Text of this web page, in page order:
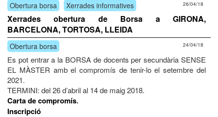
Obertura borsa Xerrades informatives 26/04/18
Xerrades obertura de Borsa a GIRONA,
BARCELONA, TORTOSA, LLEIDA
Obertura borsa 24/04/18
Es pot entrar a la BORSA de docents per secundària SENSE
EL MÀSTER amb el compromís de tenir-lo el setembre del
2021.
TERMINI: del 26 d’abril al 14 de maig 2018.
Carta de compromís.
Inscripció